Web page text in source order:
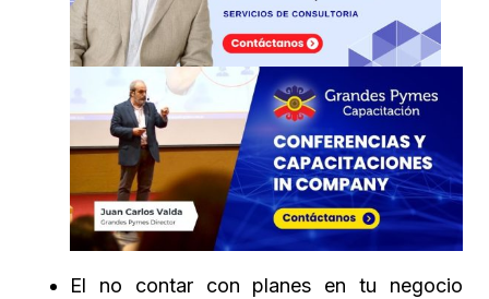
El no contar con planes en tu negocio